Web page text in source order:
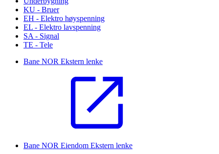
KU - Bruer
EH - Elektro høyspenning
EL - Elektro lavspenning
SA - Signal
TE - Tele
Bane NOR Ekstern lenke
Bane NOR Eiendom Ekstern lenke